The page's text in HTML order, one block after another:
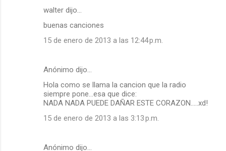
walter dijo…
buenas canciones
15 de enero de 2013 a las 12:44 p.m.
Anónimo dijo…
Hola como se llama la cancion que la radio
siempre pone...esa que dice:
NADA NADA PUEDE DAÑAR ESTE CORAZON.....xd!
15 de enero de 2013 a las 3:13 p.m.
Anónimo dijo…